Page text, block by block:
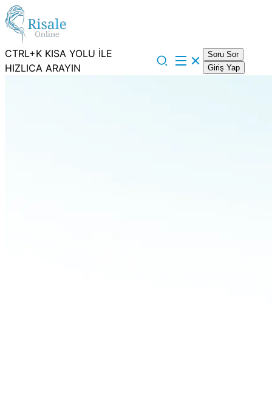
CTRL+K KISA YOLU İLE
HIZLICA ARAYIN
Soru Sor
Giriş Yap